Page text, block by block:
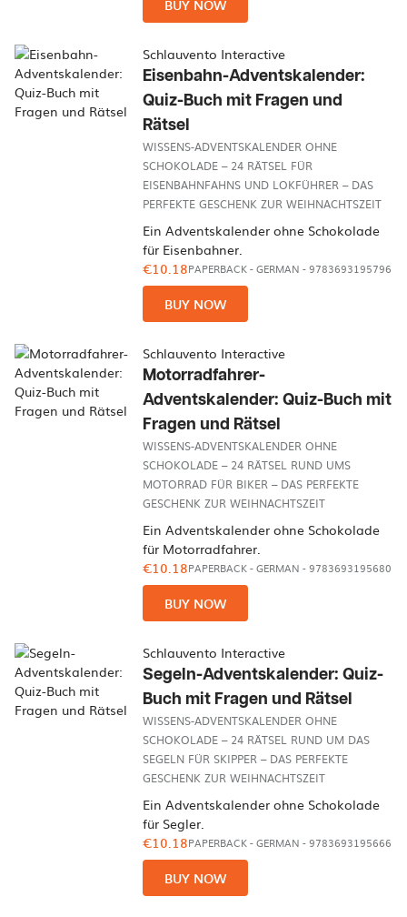
BUY NOW
Schlauvento Interactive
Eisenbahn-Adventskalender:
Quiz-Buch mit Fragen und
Rätsel
WISSENS-ADVENTSKALENDER OHNE
SCHOKOLADE – 24 RÄTSEL FÜR
EISENBAHNFAHNS UND LOKFÜHRER – DAS
PERFEKTE GESCHENK ZUR WEIHNACHTSZEIT
Ein Adventskalender ohne Schokolade
für Eisenbahner.
€10.18PAPERBACK-GERMAN - 9783693195796
BUY NOW
Schlauvento Interactive
Motorradfahrer-
Adventskalender: Quiz-Buch mit
Fragen und Rätsel
WISSENS-ADVENTSKALENDER OHNE
SCHOKOLADE – 24 RÄTSEL RUND UMS
MOTORRAD FÜR BIKER – DAS PERFEKTE
GESCHENK ZUR WEIHNACHTSZEIT
Ein Adventskalender ohne Schokolade
für Motorradfahrer.
€10.18PAPERBACK-GERMAN - 9783693195680
BUY NOW
Schlauvento Interactive
Segeln-Adventskalender: Quiz-
Buch mit Fragen und Rätsel
WISSENS-ADVENTSKALENDER OHNE
SCHOKOLADE – 24 RÄTSEL RUND UM DAS
SEGELN FÜR SKIPPER – DAS PERFEKTE
GESCHENK ZUR WEIHNACHTSZEIT
Ein Adventskalender ohne Schokolade
für Segler.
€10.18PAPERBACK-GERMAN - 9783693195666
BUY NOW